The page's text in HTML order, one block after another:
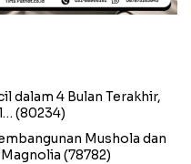
dalam 4 Bulan Terakhir,
(80234)
Mushola dan
(78782)